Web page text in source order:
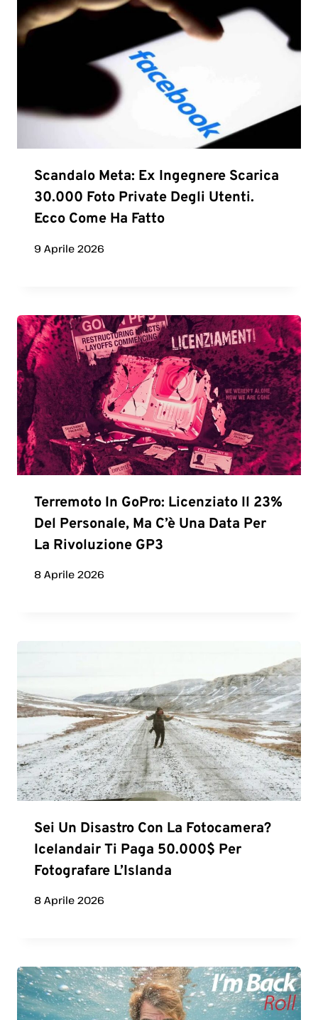
Scandalo Meta: Ex Ingegnere Scarica
30.000 Foto Private Degli Utenti.
Ecco Come Ha Fatto
9 Aprile 2026
Terremoto In GoPro: Licenziato Il 23%
Del Personale, Ma C’è Una Data Per
La Rivoluzione GP3
8 Aprile 2026
Sei Un Disastro Con La Fotocamera?
Icelandair Ti Paga 50.000$ Per
Fotografare L’Islanda
8 Aprile 2026